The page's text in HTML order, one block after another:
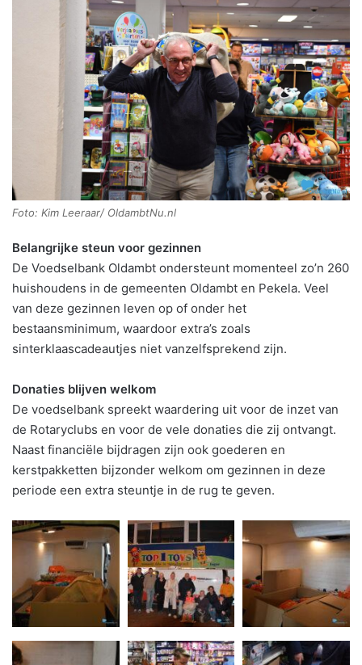
Foto: Kim Leeraar/ OldambtNu.nl
Belangrijke steun voor gezinnen
De Voedselbank Oldambt ondersteunt momenteel zo’n 260
huishoudens in de gemeenten Oldambt en Pekela. Veel
van deze gezinnen leven op of onder het
bestaansminimum, waardoor extra’s zoals
sinterklaascadeautjes niet vanzelfsprekend zijn.
Donaties blijven welkom
De voedselbank spreekt waardering uit voor de inzet van
de Rotaryclubs en voor de vele donaties die zij ontvangt.
Naast financiële bijdragen zijn ook goederen en
kerstpakketten bijzonder welkom om gezinnen in deze
periode een extra steuntje in de rug te geven.